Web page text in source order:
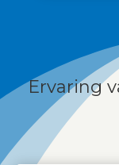
Ervaring